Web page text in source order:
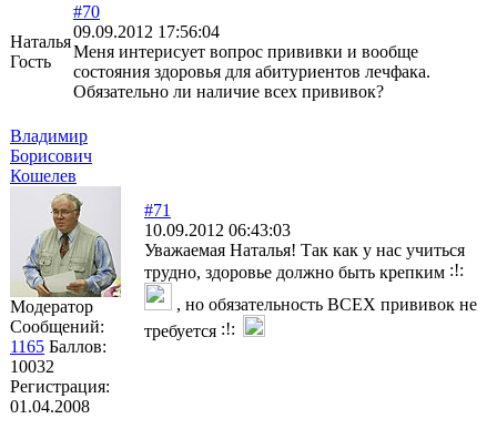
Наталья
Гость
#70
09.09.2012 17:56:04
Меня интерисует вопрос прививки и вообще
состояния здоровья для абитуриентов лечфака.
Обязательно ли наличие всех прививок?
Владимир
Борисович
Кошелев
Модератор
Сообщений:
1165 Баллов:
10032
Регистрация:
01.04.2008
#71
10.09.2012 06:43:03
Уважаемая Наталья! Так как у нас учиться
трудно, здоровье должно быть крепким
, но обязательность ВСЕХ прививок не
требуется